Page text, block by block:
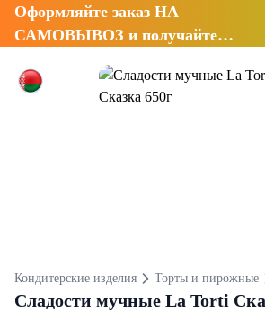
Оформляйте заказ НА
САМОВЫВОЗ и получайте
Кондитерские изделия Торты и пирожные
Сладости мучные La Torti